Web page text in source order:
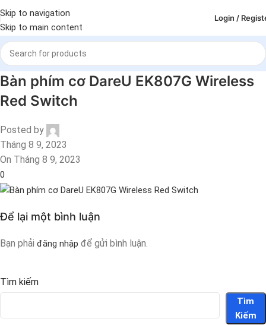
Skip to navigation
Skip to main content
Login /
Bàn phím cơ DareU EK807G Wireless
Red Switch
Posted by
Tháng 8 9, 2023
On Tháng 8 9, 2023
0
Để lại một bình luận
Bạn phải đăng nhập để gửi bình luận.
Tìm kiếm
Tìm
Kiếm